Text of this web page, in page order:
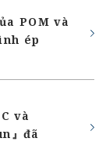
POM và
ép
và
』đã